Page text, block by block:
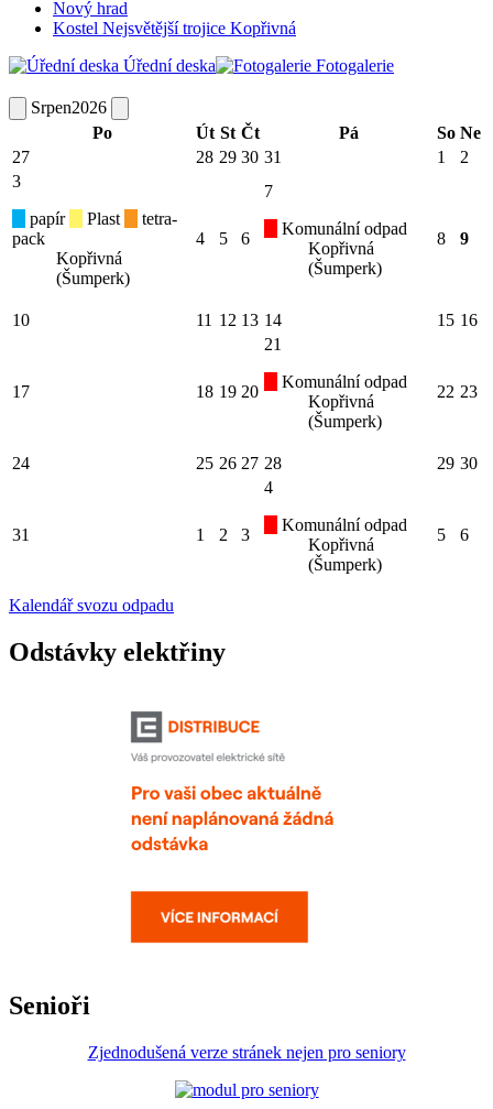
Nový hrad
Kostel Nejsvětější trojice Kopřivná
Úřední deska
Fotogalerie
Srpen2026
Po
Út St Čt Pá So Ne
27
28 29 30 31 1
2
3
papír
Plast
tetra-
pack
Kopřivná
(Šumperk)
4 5 6
7
Komunální odpad
Kopřivná
(Šumperk)
8 9
10 11 12 13 14 15 16
17 18 19 20
21
Komunální odpad
Kopřivná
(Šumperk)
22 23
24 25 26 27 28 29 30
31 1 2 3
4
Komunální odpad
Kopřivná
(Šumperk)
5 6
Kalendář svozu odpadu
Odstávky elektřiny
Senioři
Zjednodušená verze stránek nejen pro seniory